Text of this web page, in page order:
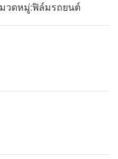
วดหมู่:ฟิล์มรถยนต์